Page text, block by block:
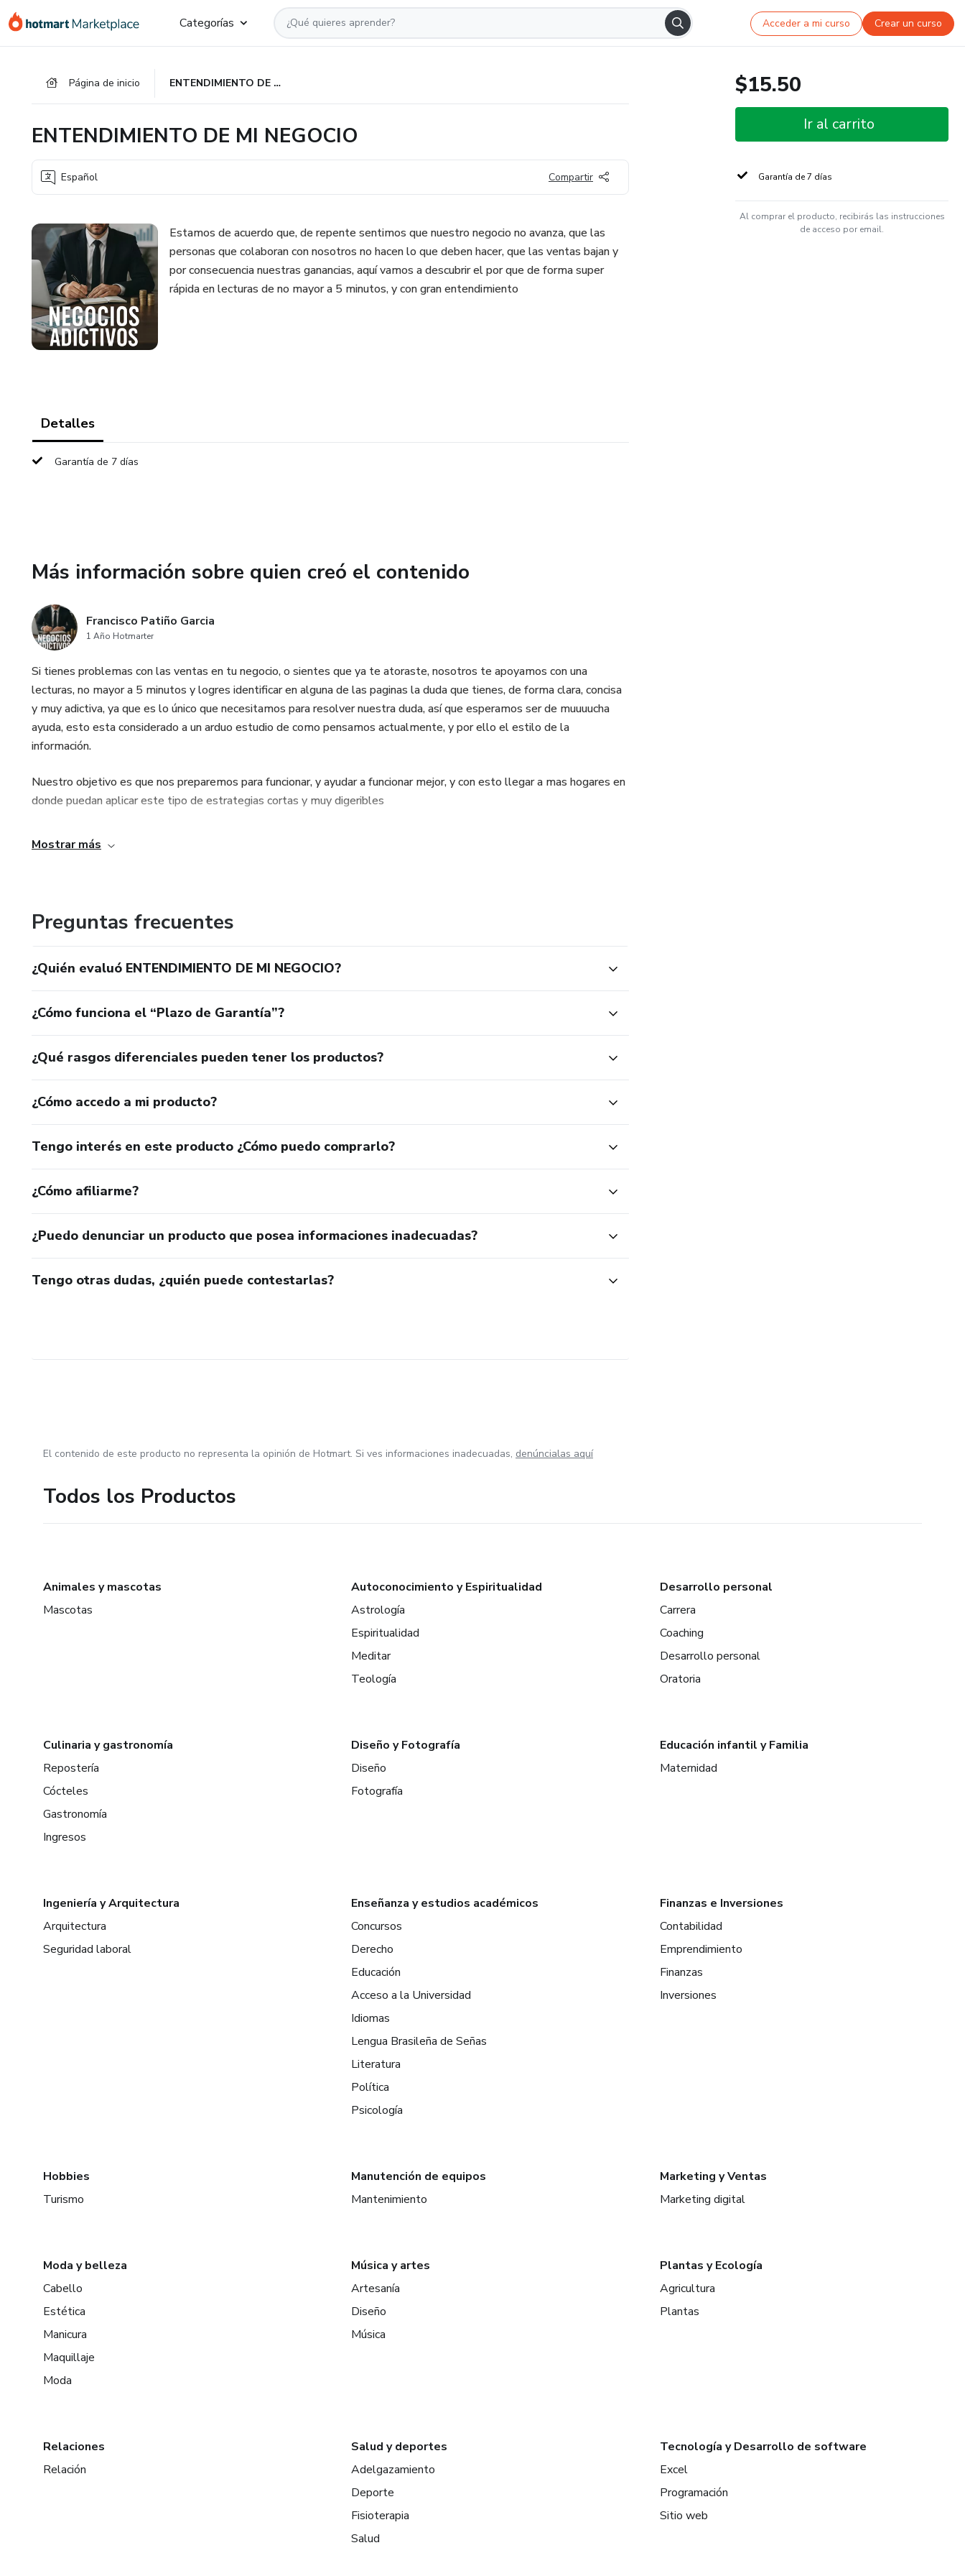
Categorías Acceder a mi curso Crear un curso
Página de inicio ENTENDIMIENTO DE MI NEGOCIO
ENTENDIMIENTO DE MI NEGOCIO
Español Compartir
Estamos de acuerdo que, de repente sentimos que nuestro negocio no avanza, que las
personas que colaboran con nosotros no hacen lo que deben hacer, que las ventas bajan y
por consecuencia nuestras ganancias, aquí vamos a descubrir el por que de forma super
rápida en lecturas de no mayor a 5 minutos, y con gran entendimiento
Detalles
Garantía de 7 días
Más información sobre quien creó el contenido
Francisco Patiño Garcia
1 Año Hotmarter
Si tienes problemas con las ventas en tu negocio, o sientes que ya te atoraste, nosotros te apoyamos con una
lecturas, no mayor a 5 minutos y logres identificar en alguna de las paginas la duda que tienes, de forma clara, concisa
y muy adictiva, ya que es lo único que necesitamos para resolver nuestra duda, así que esperamos ser de muuuucha
ayuda, esto esta considerado a un arduo estudio de como pensamos actualmente, y por ello el estilo de la
información.
Nuestro objetivo es que nos preparemos para funcionar, y ayudar a funcionar mejor, y con esto llegar a mas hogares en
donde puedan aplicar este tipo de estrategias cortas y muy digeribles
Mostrar más
Preguntas frecuentes
¿Quién evaluó ENTENDIMIENTO DE MI NEGOCIO?
¿Cómo funciona el “Plazo de Garantía”?
¿Qué rasgos diferenciales pueden tener los productos?
¿Cómo accedo a mi producto?
Tengo interés en este producto ¿Cómo puedo comprarlo?
¿Cómo afiliarme?
¿Puedo denunciar un producto que posea informaciones inadecuadas?
Tengo otras dudas, ¿quién puede contestarlas?
$15.50
Ir al carrito
Garantía de 7 días
Al comprar el producto, recibirás las instrucciones
de acceso por email.
El contenido de este producto no representa la opinión de Hotmart. Si ves informaciones inadecuadas, denúncialas aquí
Todos los Productos
Animales y mascotas
Mascotas
Autoconocimiento y Espiritualidad
Astrología
Espiritualidad
Meditar
Teología
Desarrollo personal
Carrera
Coaching
Desarrollo personal
Oratoria
Culinaria y gastronomía
Repostería
Cócteles
Gastronomía
Ingresos
Diseño y Fotografía
Diseño
Fotografía
Educación infantil y Familia
Maternidad
Ingeniería y Arquitectura
Arquitectura
Seguridad laboral
Enseñanza y estudios académicos
Concursos
Derecho
Educación
Acceso a la Universidad
Idiomas
Lengua Brasileña de Señas
Literatura
Política
Psicología
Finanzas e Inversiones
Contabilidad
Emprendimiento
Finanzas
Inversiones
Hobbies
Turismo
Manutención de equipos
Mantenimiento
Marketing y Ventas
Marketing digital
Moda y belleza
Cabello
Estética
Manicura
Maquillaje
Moda
Música y artes
Artesanía
Diseño
Música
Plantas y Ecología
Agricultura
Plantas
Relaciones
Relación
Salud y deportes
Adelgazamiento
Deporte
Fisioterapia
Salud
Tecnología y Desarrollo de software
Excel
Programación
Sitio web